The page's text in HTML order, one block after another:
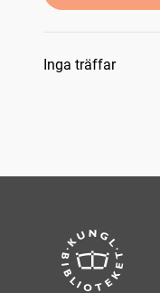
Inga träffar